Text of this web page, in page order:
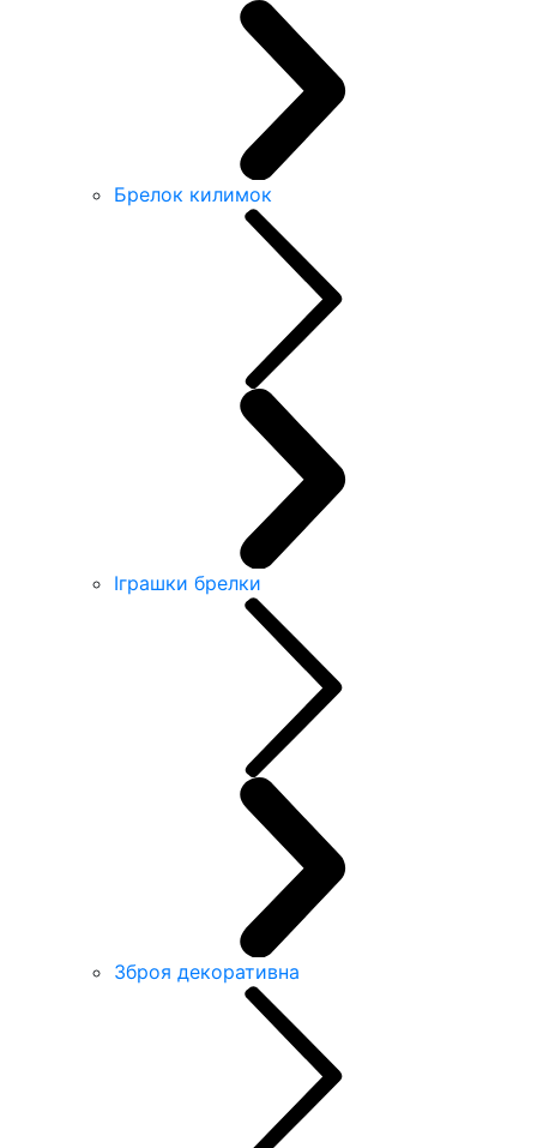
Брелок килимок
Іграшки брелки
Зброя декоративна